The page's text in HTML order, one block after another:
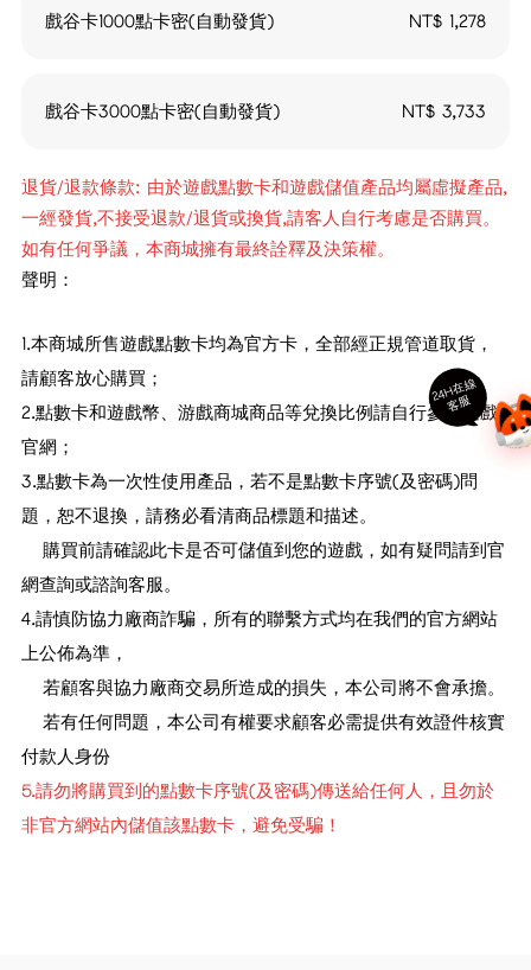
戲谷卡1000點卡密(自動發貨) NT$ 1,278
戲谷卡3000點卡密(自動發貨) NT$3,733
退貨/退款條款: 由於遊戲點數卡和遊戲儲值產品均屬虛擬產品,
一經發貨,不接受退款/退貨或換貨,請客人自行考慮是否購買。
如有任何爭議，本商城擁有最終詮釋及決策權。
聲明：
1.本商城所售遊戲點數卡均為官方卡，全部經正規管道取貨，
請顧客放心購買；
2.點數卡和遊戲幣、游戲商城商品等兌換比例請自行參照遊戲
官網；
3.點數卡為一次性使用產品，若不是點數卡序號(及密碼)問
題，恕不退換，請務必看清商品標題和描述。
購買前請確認此卡是否可儲值到您的遊戲，如有疑問請到官
網查詢或諮詢客服。
4.請慎防協力廠商詐騙，所有的聯繫方式均在我們的官方網站
上公佈為準，
若顧客與協力廠商交易所造成的損失，本公司將不會承擔。
若有任何問題，本公司有權要求顧客必需提供有效證件核實
付款人身份
5.請勿將購買到的點數卡序號(及密碼)傳送給任何人，且勿於
非官方網站內儲值該點數卡，避免受騙！
24
H
在
線
客
服